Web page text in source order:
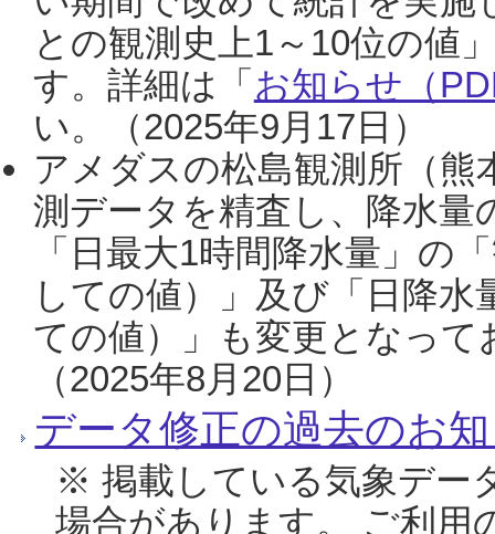
との観測史上1～10位の値
す。詳細は「 お知らせ（
い。（2025年9月17日）
アメダスの松島観測所（熊
測データを精査し、降水
「日最大1時間降水量」の
しての値）」及び「日降
ての値）」も変更となっ
（2025年8月20日）
データ修正の過去のお
※ 掲載している気象デー
場合があります。 ご利用